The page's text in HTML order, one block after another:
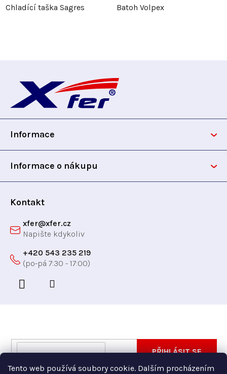
Tento web používá soubory cookie. Dalším procházením
Chladící taška Sagres Batoh Volpex
p
Informace
Informace o nákupu
Kontakt
xfer@xfer.cz
+420 543 235 219
Vložte svůj e-mail a my vám budeme zasílat informace
E-
PŘIHLÁSIT SE